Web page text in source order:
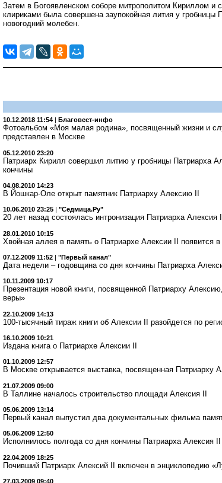
Затем в Богоявленском соборе митрополитом Кириллом
клириками была совершена заупокойная лития у гробницы
новогодний молебен.
10.12.2018 11:54 Благовест-инфо
Фотоальбом «Моя малая родина», посвященный жизни и
представлен в Москве
05.12.2010 23:20
Патриарх Кирилл совершил литию у гробницы Патриарха
кончины
04.08.2010 14:23
В Йошкар-Оле открыт памятник Патриарху Алексию II
10.06.2010 23:25 "Седмица.Ру"
20 лет назад состоялась интронизация Патриарха Алексия II
28.01.2010 10:15
Хвойная аллея в память о Патриархе Алексии II появится в
07.12.2009 11:52 | "Первый канал"
Дата недели – годовщина со дня кончины Патриарха
10.11.2009 10:17
Презентация новой книги, посвященной Патриарху
веры»
22.10.2009 14:13
100-тысячный тираж книги об Алексии II разойдется по
16.10.2009 10:21
Издана книга о Патриархе Алексии II
01.10.2009 12:57
В Москве открывается выставка, посвященная Патриарху
21.07.2009 09:00
В Таллине началось строительство площади Алексия II
05.06.2009 13:14
Первый канал выпустил два документальных фильма
05.06.2009 12:50
Исполнилось полгода со дня кончины Патриарха Алексия II
22.04.2009 18:25
Почивший Патриарх Алексий II включен в энциклопедию
27.03.2009 09:40